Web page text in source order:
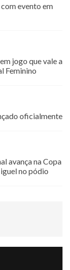
evento em
jogo que vale a
Feminino
oficialmente
avança na Copa
no pódio